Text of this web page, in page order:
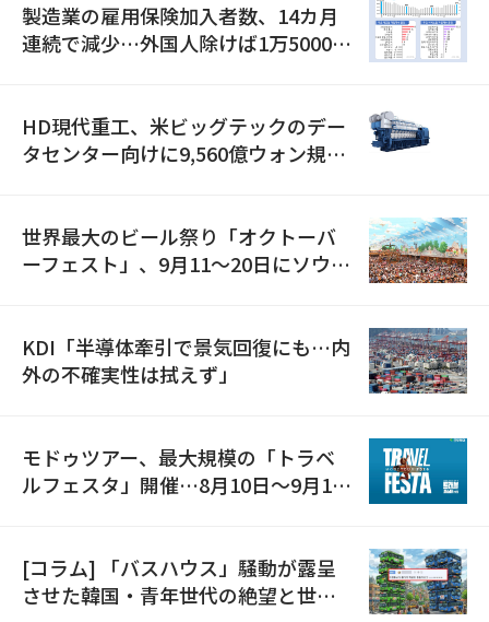
製造業の雇用保険加入者数、14カ月
連続で減少…外国人除けば1万5000人
HD現代重工、米ビッグテックのデー
タセンター向けに9,560億ウォン規模
世界最大のビール祭り「オクトーバ
ーフェスト」、9月11〜20日にソウル
KDI「半導体牽引で景気回復にも…内
外の不確実性は拭えず」
モドゥツアー、最大規模の「トラベ
ルフェスタ」開催…8月10日～9月11
[コラム] 「バスハウス」騒動が露呈
させた韓国・青年世代の絶望と世代